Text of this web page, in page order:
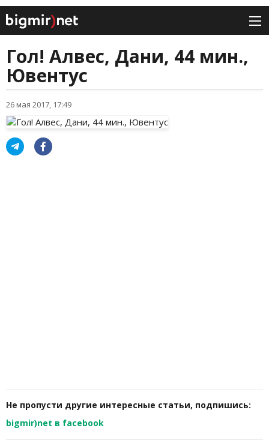
Гол! Алвес, Дани, 44 мин.,
Ювентус
26 мая 2017, 17:49
Не пропусти другие интересные статьи, подпишись:
bigmir)net в facebook